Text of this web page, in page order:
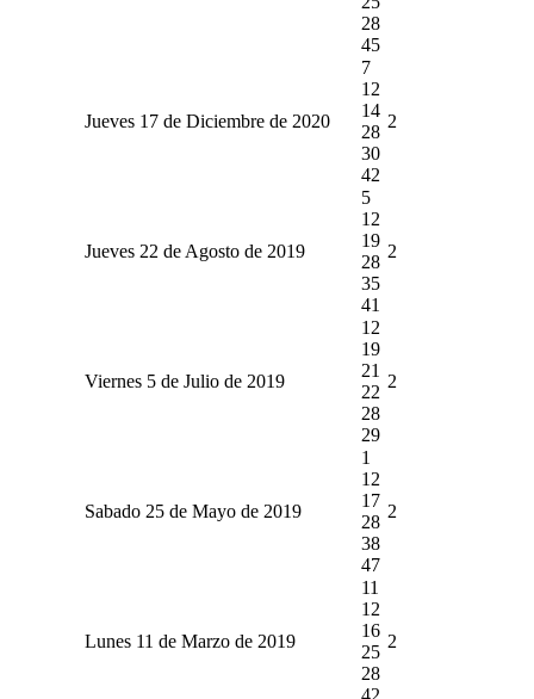
28
45
Jueves 17 de Diciembre de 2020
7
12
14
28
30
42
2
Jueves 22 de Agosto de 2019
5
12
19
28
35
41
2
Viernes 5 de Julio de 2019
12
19
21
22
28
29
2
Sabado 25 de Mayo de 2019
1
12
17
28
38
47
2
Lunes 11 de Marzo de 2019
11
12
16
25
28
42
2